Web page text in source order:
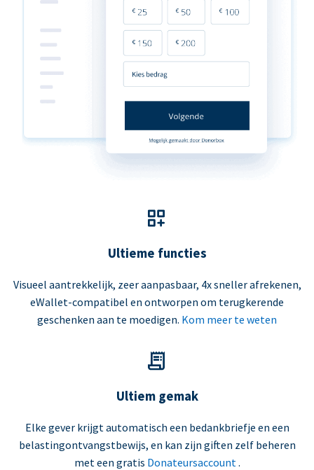
Ultieme functies
Visueel aantrekkelijk, zeer aanpasbaar, 4x sneller afrekenen,
eWallet-compatibel en ontworpen om terugkerende
geschenken aan te moedigen. Kom meer te weten
Ultiem gemak
Elke gever krijgt automatisch een bedankbriefje en een
belastingontvangstbewijs, en kan zijn giften zelf beheren
met een gratis Donateursaccount .